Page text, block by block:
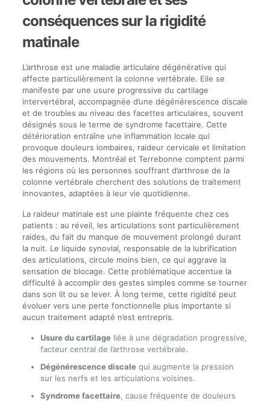
conséquences sur la rigidité
matinale
L’arthrose est une maladie articulaire dégénérative qui
affecte particulièrement la colonne vertébrale. Elle se
manifeste par une usure progressive du cartilage
intervertébral, accompagnée d’une dégénérescence discale
et de troubles au niveau des facettes articulaires, souvent
désignés sous le terme de syndrome facettaire. Cette
détérioration entraîne une inflammation locale qui
provoque douleurs lombaires, raideur cervicale et limitation
des mouvements. Montréal et Terrebonne comptent parmi
les régions où les personnes souffrant d’arthrose de la
colonne vertébrale cherchent des solutions de traitement
innovantes, adaptées à leur vie quotidienne.
La raideur matinale est une plainte fréquente chez ces
patients : au réveil, les articulations sont particulièrement
raides, du fait du manque de mouvement prolongé durant
la nuit. Le liquide synovial, responsable de la lubrification
des articulations, circule moins bien, ce qui aggrave la
sensation de blocage. Cette problématique accentue la
difficulté à accomplir des gestes simples comme se tourner
dans son lit ou se lever. À long terme, cette rigidité peut
évoluer vers une perte fonctionnelle plus importante si
aucun traitement adapté n’est entrepris.
Usure du cartilageliée à une dégradation progressive,
facteur central de l’arthrose vertébrale.
Dégénérescence discalequi augmente la pression
sur les nerfs et les articulations voisines.
Syndrome facettaire, cause fréquente de douleurs